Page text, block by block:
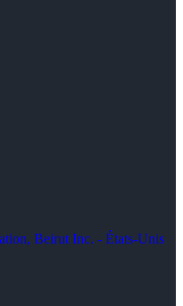
Beirut Inc. - États-Unis